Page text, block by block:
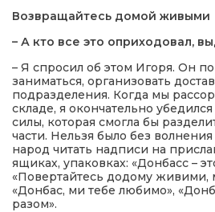
Возвращайтесь домой живыми
– А кто все это оприходовал,
– Я спросил об этом Игоря. Он
заниматься, организовать
подразделения. Когда мы
складе, я окончательно
силы, которая смогла бы
части. Нельзя было без
народ читать надписи на
ящиках, упаковках: «Донбасс –
«Повертайтесь додому живими,
«Донбас, ми тебе любимо»,
разом».